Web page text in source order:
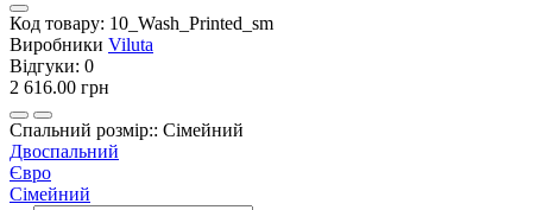
Код товару: 10_Wash_Printed_sm
Виробники Viluta
Відгуки: 0
2 616.00 грн
Спальний розмір:: Сімейний
Двоспальний
Євро
Сімейний